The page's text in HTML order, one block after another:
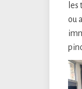
les
ou